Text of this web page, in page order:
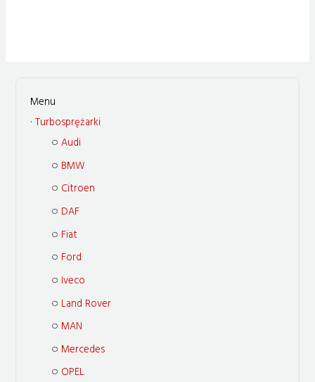
Turbosprężarki
Audi
BMW
Citroen
DAF
Fiat
Ford
Iveco
Land Rover
MAN
Mercedes
OPEL